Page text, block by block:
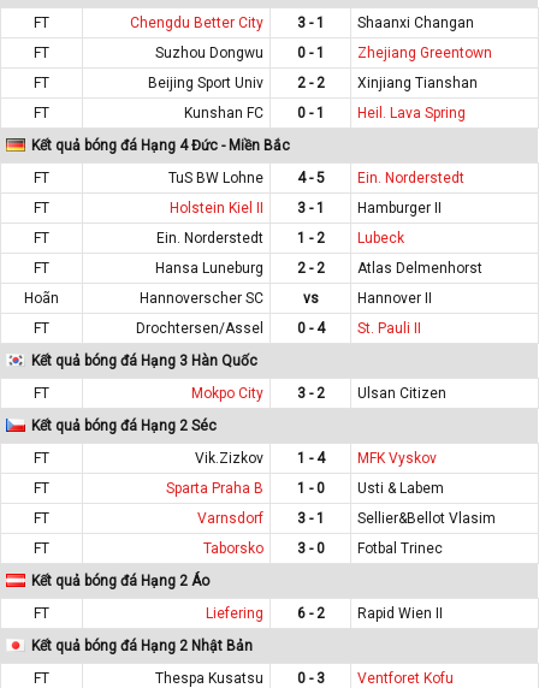
FT Chengdu Better City 3 - 1
Shaanxi Changan
FT
Suzhou Dongwu 0 - 1
Zhejiang Greentown
FT
Beijing Sport Univ 2 - 2
Xinjiang Tianshan
FT
Kunshan FC 0 - 1
Heil. Lava Spring
Kết quả bóng đá Hạng 4 Đức - Miền Bắc
FT
TuS BW Lohne 4 - 5
Ein. Norderstedt
FT
Holstein Kiel II 3 - 1
Hamburger II
FT
Ein. Norderstedt 1 - 2
Lubeck
FT
Hansa Luneburg 2 - 2
Atlas Delmenhorst
Hoãn
Hannoverscher SC vs
Hannover II
FT
Drochtersen/Assel 0 - 4
St. Pauli II
Kết quả bóng đá Hạng 3 Hàn Quốc
FT
Mokpo City 3 - 2
Ulsan Citizen
Kết quả bóng đá Hạng 2 Séc
FT
Vik.Zizkov 1 - 4
MFK Vyskov
FT
Sparta Praha B 1 - 0
Usti & Labem
FT
Varnsdorf 3 - 1
Sellier&Bellot Vlasim
FT
Taborsko 3 - 0
Fotbal Trinec
Kết quả bóng đá Hạng 2 Áo
FT
Liefering 6 - 2
Rapid Wien II
Kết quả bóng đá Hạng 2 Nhật Bản
FT
Thespa Kusatsu 0 - 3
Ventforet Kofu